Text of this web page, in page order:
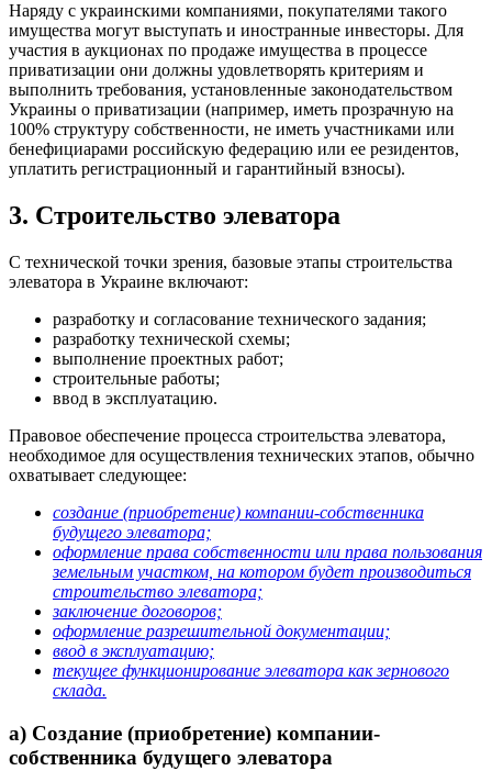
Наряду с украинскими компаниями, покупателями такого
имущества могут выступать и иностранные инвесторы. Для
участия в аукционах по продаже имущества в процессе
приватизации они должны удовлетворять критериям и
выполнить требования, установленные законодательством
Украины о приватизации (например, иметь прозрачную на
100% структуру собственности, не иметь участниками или
бенефициарами российскую федерацию или ее резидентов,
уплатить регистрационный и гарантийный взносы).
3. Строительство элеватора
С технической точки зрения, базовые этапы строительства
элеватора в Украине включают:
разработку и согласование технического задания;
разработку технической схемы;
выполнение проектных работ;
строительные работы;
ввод в эксплуатацию.
Правовое обеспечение процесса строительства элеватора,
необходимое для осуществления технических этапов, обычно
охватывает следующее:
создание (приобретение) компании-собственника
будущего элеватора;
оформление права собственности или права пользования
земельным участком, на котором будет производиться
строительство элеватора;
заключение договоров;
оформление разрешительной документации;
ввод в эксплуатацию;
текущее функционирование элеватора как зернового
склада.
а) Создание (приобретение) компании-
собственника будущего элеватора